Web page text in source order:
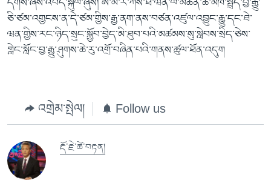
ཅི་ཙམ་འགྱངས་ན་དེ་ཙམ་གྱིས་རྒྱ་ནག་ནས་བཙན་འཛུལ་འབྱུང་རྒྱུ་དང་ཐེ་
ཝན་གྱིས་རང་ཉིད་སྲུང་སྐྱོབ་བྱེད་མི་ཐུབ་པའི་མཚམས་སུ་སླེབས་སྲིད་ཅེས་
གླེང་སློང་བྱ་རྒྱུ་ཤུགས་ཆེ་རུ་འགྲོ་བཞིན་པའི་གནས་ཚུལ་ཐོན་འདུག
འགྲེམ་སྤེལ། Follow us
རྡོ་རྗེ་ཚེ་བརྟན།